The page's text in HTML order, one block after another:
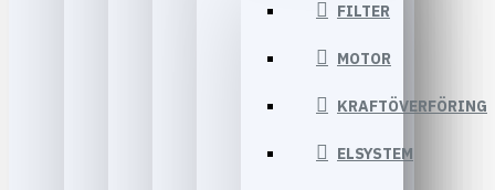
FILTER
MOTOR
KRAFTÖVERFÖRING
ELSYSTEM